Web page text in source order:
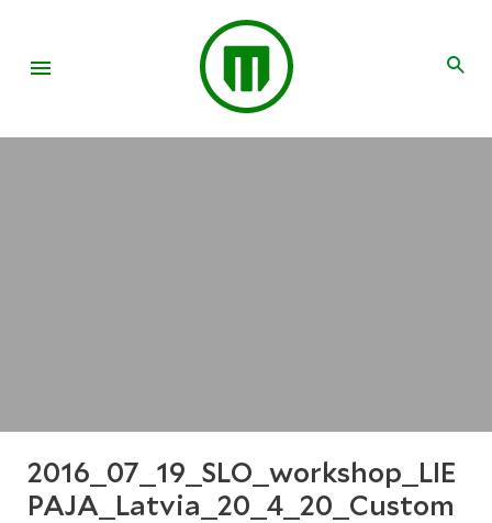
2016_07_19_SLO_workshop_LIE
PAJA_Latvia_20_4_20_Custom